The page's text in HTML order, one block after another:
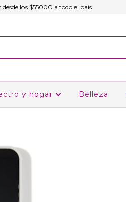
los $55000 a todo el país
y hogar Belleza